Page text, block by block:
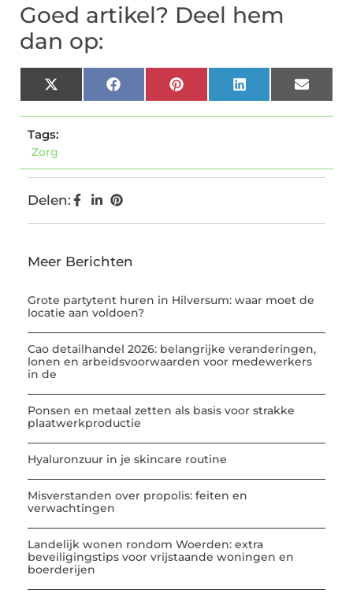
Goed artikel? Deel hem
dan op:
X
(Twitter)
FacebookPinterestLinkedInEmail
Tags:
Zorg
Delen:
Meer Berichten
Grote partytent huren in Hilversum: waar moet de
locatie aan voldoen?
Cao detailhandel 2026: belangrijke veranderingen,
lonen en arbeidsvoorwaarden voor medewerkers
in de
Ponsen en metaal zetten als basis voor strakke
plaatwerkproductie
Hyaluronzuur in je skincare routine
Misverstanden over propolis: feiten en
verwachtingen
Landelijk wonen rondom Woerden: extra
beveiligingstips voor vrijstaande woningen en
boerderijen